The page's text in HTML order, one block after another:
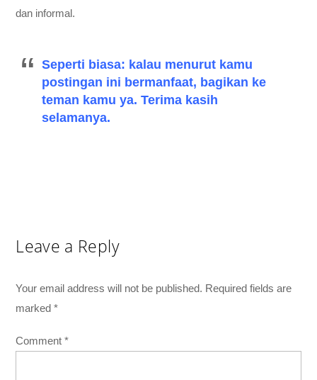
dan informal.
Seperti biasa: kalau menurut kamu
postingan ini bermanfaat, bagikan ke
teman kamu ya. Terima kasih
selamanya.
Leave a Reply
Your email address will not be published. Required fields are
marked*
Comment*